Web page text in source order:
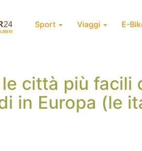
Sport Viaggi E-
città più facili
in Europa (le